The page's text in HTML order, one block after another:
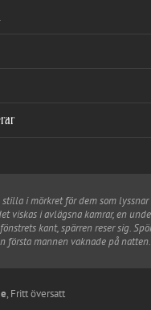
i mörkret för dem som lyssnar
viskas i avlägsna kamrar, en
kant, spärren reser sig.
första mannen vaknade på natten.
, Fritt översatt